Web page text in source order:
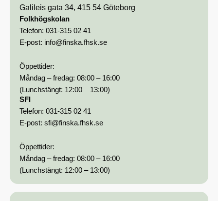
Galileis gata 34, 415 54 Göteborg
Folkhögskolan
Telefon: 031-315 02 41
E-post: info@finska.fhsk.se
Öppettider:
Måndag – fredag: 08:00 – 16:00
(Lunchstängt: 12:00 – 13:00)
SFI
Telefon: 031-315 02 41
E-post: sfi@finska.fhsk.se
Öppettider:
Måndag – fredag: 08:00 – 16:00
(Lunchstängt: 12:00 – 13:00)